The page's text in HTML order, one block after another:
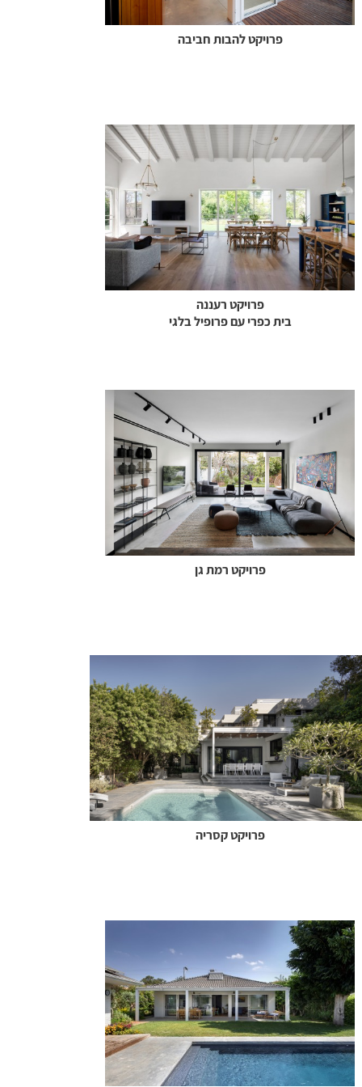
פרויקט להבות חביבה
פרויקט רעננה
בית כפרי עם פרופיל בלגי
פרויקט רמת גן
פרויקט קסריה